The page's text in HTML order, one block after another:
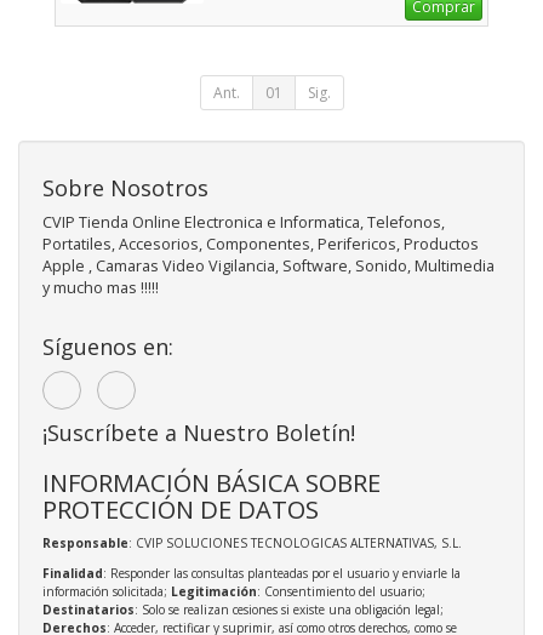
Comprar
Ant. 01 Sig.
Sobre Nosotros
CVIP Tienda Online Electronica e Informatica, Telefonos,
Portatiles, Accesorios, Componentes, Perifericos, Productos
Apple , Camaras Video Vigilancia, Software, Sonido, Multimedia
y mucho mas !!!!!
Síguenos en:
¡Suscríbete a Nuestro Boletín!
INFORMACIÓN BÁSICA SOBRE
PROTECCIÓN DE DATOS
Responsable: CVIP SOLUCIONES TECNOLOGICAS ALTERNATIVAS, S.L.
Finalidad: Responder las consultas planteadas por el usuario y enviarle la
información solicitada; Legitimación: Consentimiento del usuario;
Destinatarios: Solo se realizan cesiones si existe una obligación legal;
Derechos: Acceder, rectificar y suprimir, así como otros derechos, como se